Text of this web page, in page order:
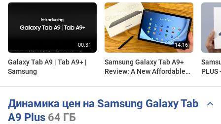
Galaxy Tab A9 | Tab A9+ |
Samsung
Samsung Galaxy Tab A9+
Review: A New Affordable
PLUS
Динамика цен на Samsung Galaxy Tab
A9 Plus 64 ГБ